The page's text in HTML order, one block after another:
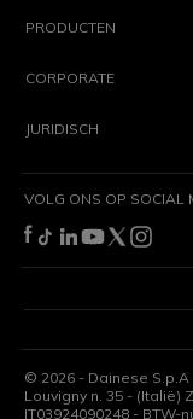
PRODUCTEN
CORPORATE
JURIDISCH
VOLG ONS OP SOCIAL
© 2026 - Dainese S.p.A
Louvigny n. 35 - (Italië)
IT03924090248 - BTW-